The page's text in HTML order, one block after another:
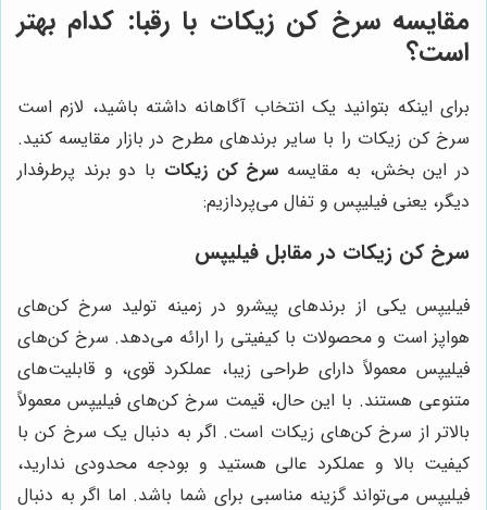
مقایسه سرخ کن زیکات با رقبا: کدام بهتر
است؟
برای اینکه بتوانید یک انتخاب آگاهانه داشته باشید، لازم است
سرخ کن زیکات را با سایر برندهای مطرح در بازار مقایسه کنید.
در این بخش، به مقایسه سرخ کن زیکات با دو برند پرطرفدار
دیگر، یعنی فیلیپس و تفال می‌پردازیم:
سرخ کن زیکات در مقابل فیلیپس
فیلیپس یکی از برندهای پیشرو در زمینه تولید سرخ کن‌های
هواپز است و محصولات با کیفیتی را ارائه می‌دهد. سرخ کن‌های
فیلیپس معمولاً دارای طراحی زیبا، عملکرد قوی، و قابلیت‌های
متنوعی هستند. با این حال، قیمت سرخ کن‌های فیلیپس معمولاً
بالاتر از سرخ کن‌های زیکات است. اگر به دنبال یک سرخ کن با
کیفیت بالا و عملکرد عالی هستید و بودجه محدودی ندارید،
فیلیپس می‌تواند گزینه مناسبی برای شما باشد. اما اگر به دنبال